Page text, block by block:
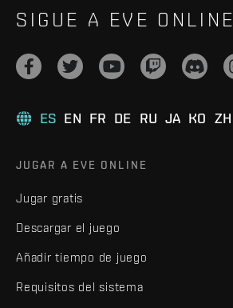
SIGUE A EVE ONLINE
ES EN FR DE RU JA KO ZH
JUGAR A EVE ONLINE
Jugar gratis
Descargar el juego
Añadir tiempo de juego
Requisitos del sistema